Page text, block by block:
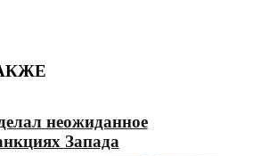
неожиданное
Запада